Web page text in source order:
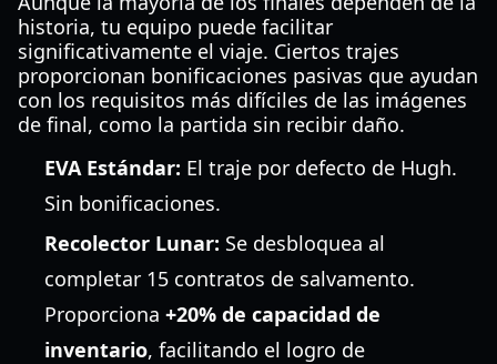
historia, tu equipo puede facilitar
significativamente el viaje. Ciertos trajes
proporcionan bonificaciones pasivas que ayudan
con los requisitos más difíciles de las imágenes
de final, como la partida sin recibir daño.
EVA Estándar: El traje por defecto de Hugh.
Sin bonificaciones.
Recolector Lunar: Se desbloquea al
completar 15 contratos de salvamento.
Proporciona +20% de capacidad de
inventario, facilitando el logro de